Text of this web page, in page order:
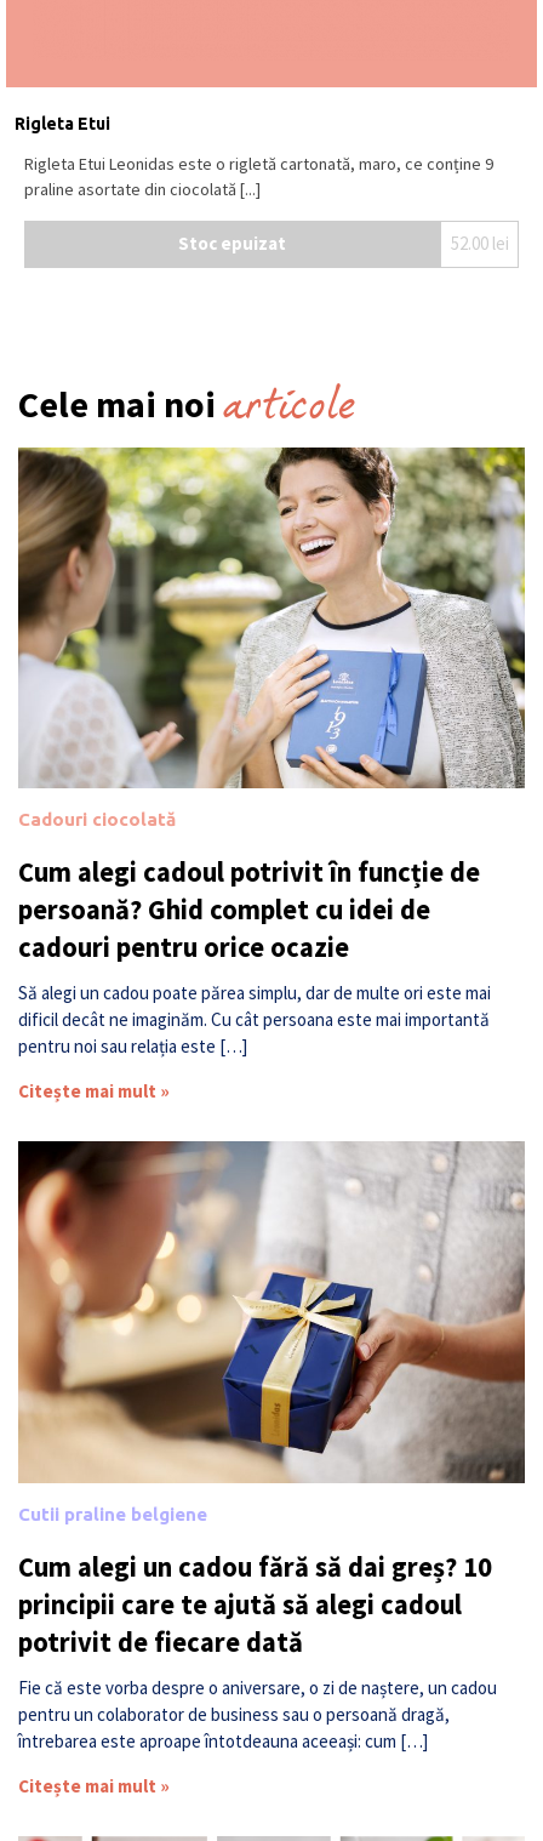
Rigleta Etui
Rigleta Etui Leonidas este o rigletă cartonată, maro, ce conține 9
praline asortate din ciocolată [...]
Stoc epuizat 52.00 lei
Cele mai noi articole
Cadouri ciocolată
Cum alegi cadoul potrivit în funcție de
persoană? Ghid complet cu idei de
cadouri pentru orice ocazie
Să alegi un cadou poate părea simplu, dar de multe ori este mai
dificil decât ne imaginăm. Cu cât persoana este mai importantă
pentru noi sau relația este […]
Citește mai mult »
Cutii praline belgiene
Cum alegi un cadou fără să dai greș? 10
principii care te ajută să alegi cadoul
potrivit de fiecare dată
Fie că este vorba despre o aniversare, o zi de naștere, un cadou
pentru un colaborator de business sau o persoană dragă,
întrebarea este aproape întotdeauna aceeași: cum […]
Citește mai mult »